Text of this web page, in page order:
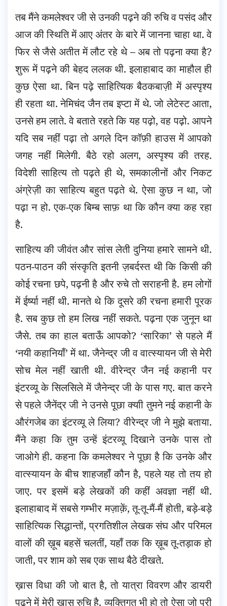
तब मैंने कमलेश्वर जी से उनकी पढ़ने की रुचि व पसंद और
आज की स्थिति में आए अंतर के बारे में जानना चाहा था. वे
फिर से जैसे अतीत में लौट रहे थे – अब तो पढ़ना क्या है?
शुरू में पढ़ने की बेहद ललक थी. इलाहाबाद का माहौल ही
कुछ ऐसा था. बिन पढ़े साहित्यिक बैठकबाज़ी में अस्पृश्य
ही रहता था. नेमिचंद जैन तब इप्टा में थे. जो लेटेस्ट आता,
उनसे हम लाते. वे बताते रहते कि यह पढ़ो, वह पढ़ो. आपने
यदि सब नहीं पढ़ा तो अगले दिन कॉफ़ी हाउस में आपको
जगह नहीं मिलेगी. बैठे रहो अलग, अस्पृश्य की तरह.
विदेशी साहित्य तो पढ़ते ही थे, समकालीनों और निकट
अंग्रेज़ी का साहित्य बहुत पढ़ते थे. ऐसा कुछ न था, जो
पढ़ा न हो. एक-एक बिम्ब साफ़ था कि कौन क्या कह रहा
है.
साहित्य की जीवंत और सांस लेती दुनिया हमारे सामने थी.
पठन-पाठन की संस्कृति इतनी ज़बर्दस्त थी कि किसी की
कोई रचना छपे, पढ़नी है और रुचे तो सराहनी है. हम लोगों
में ईर्ष्या नहीं थी. मानते थे कि दूसरे की रचना हमारी पूरक
है. सब कुछ तो हम लिख नहीं सकते. पढ़ना एक जुनून था
जैसे. तब का हाल बताऊँ आपको? ‘सारिका’ से पहले मैं
‘नयी कहानियाँ’ में था. जैनेन्द्र जी व वात्स्यायन जी से मेरी
सोच मेल नहीं खाती थी. वीरेन्द्र जैन नई कहानी पर
इंटरव्यू के सिलसिले में जैनेन्द्र जी के पास गए. बात करने
से पहले जैनेंद्र जी ने उनसे पूछा क्याी तुमने नई कहानी के
औरंगजेब का इंटरव्यू ले लिया? वीरेन्द्र जी ने मुझे बताया.
मैंने कहा कि तुम उन्हें इंटरव्यू दिखाने उनके पास तो
जाओगे ही. कहना कि कमलेश्वर ने पूछा है कि उनके और
वात्स्यायन के बीच शाहजहाँ कौन है, पहले यह तो तय हो
जाए. पर इसमें बड़े लेखकों की कहीं अवज्ञा नहीं थी.
इलाहाबाद में सबसे गम्भीर मज़ाक़ें, तू-तू-मैं-मैं होती, बड़े-बड़े
साहित्यिक सिद्धान्तों, प्रगतिशील लेखक संघ और परिमल
वालों की ख़ूब बहसें चलतीं, यहाँ तक कि ख़ूब तू-तड़ाक हो
जाती, पर शाम को सब एक साथ बैठे दीखते.
ख़ास विधा की जो बात है, तो यात्रा विवरण और डायरी
पढ़ने में मेरी ख़ास रुचि है. व्यक्तिगत भी हो तो ऐसा जो पूरी